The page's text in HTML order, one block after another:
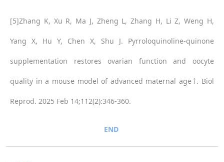
[5]Zhang K, Xu R, Ma J, Zheng L, Zhang H, Li Z, Weng H,
Yang X, Hu Y, Chen X, Shu J. Pyrroloquinoline-quinone
supplementation restores ovarian function and oocyte
quality in a mouse model of advanced maternal age†. Biol
Reprod. 2025 Feb 14;112(2):346-360.
END